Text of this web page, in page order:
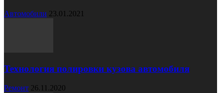
Автомобили 23.01.2021
Технология полировки кузова автомобиля
Ремонт 26.11.2020